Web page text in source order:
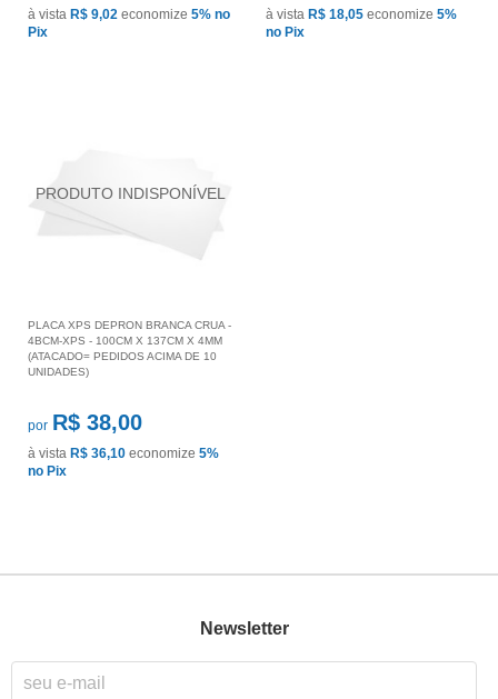
à vista R$ 9,02 economize 5% no
Pix
à vista R$ 18,05 economize 5%
no Pix
PLACA XPS DEPRON BRANCA CRUA -
4BCM-XPS - 100CM X 137CM X 4MM
(ATACADO= PEDIDOS ACIMA DE 10
UNIDADES)
por R$ 38,00
à vista R$ 36,10 economize 5%
no Pix
Newsletter